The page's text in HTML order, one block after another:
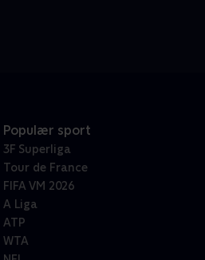
Populær sport
3F Superliga
Tour de France
FIFA VM 2026
A Liga
ATP
WTA